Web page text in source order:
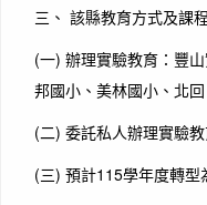
三、 該縣教育方式及課
(一) 辦理實驗教育：豐
邦國小、美林國小、北
(二) 委託私人辦理實驗
(三) 預計115學年度轉型